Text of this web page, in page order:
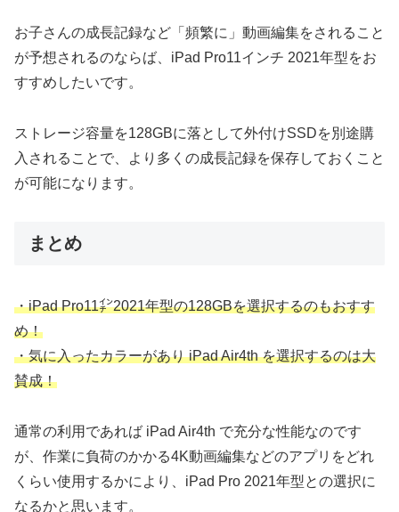
お子さんの成長記録など「頻繁に」動画編集をされること
が予想されるのならば、iPad Pro11インチ 2021年型をお
すすめしたいです。
ストレージ容量を128GBに落として外付けSSDを別途購
入されることで、より多くの成長記録を保存しておくこと
が可能になります。
まとめ
・iPad Pro11㌅2021年型の128GBを選択するのもおすす
め！
・気に入ったカラーがあり iPad Air4th を選択するのは大
賛成！
通常の利用であれば iPad Air4th で充分な性能なのです
が、作業に負荷のかかる4K動画編集などのアプリをどれ
くらい使用するかにより、iPad Pro 2021年型との選択に
なるかと思います。